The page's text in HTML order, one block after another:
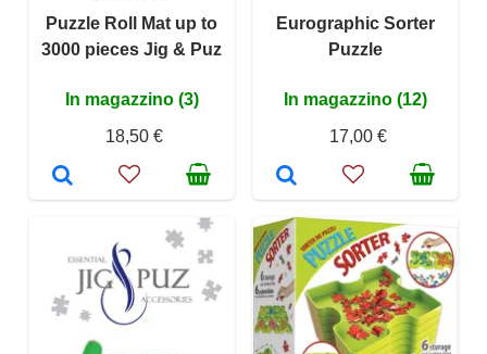
Puzzle Roll Mat up to
3000 pieces Jig & Puz
In magazzino (3)
18,50 €
Eurographic Sorter
Puzzle
In magazzino (12)
17,00 €